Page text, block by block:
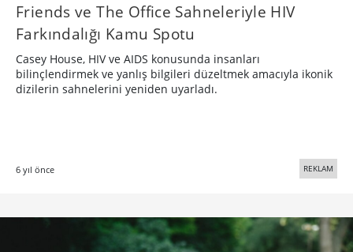
Friends ve The Office Sahneleriyle HIV
Farkındalığı Kamu Spotu
Casey House, HIV ve AIDS konusunda insanları
bilinçlendirmek ve yanlış bilgileri düzeltmek amacıyla ikonik
dizilerin sahnelerini yeniden uyarladı.
6 yıl önce REKLAM